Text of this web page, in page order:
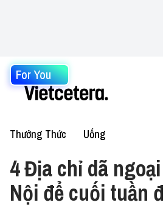
For You
Thưởng Thức Uống
4 Địa chỉ dã
Nội để cuối tuần